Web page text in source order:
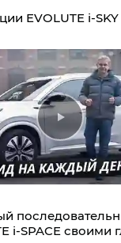
EVOLUTE
i‑SPACE своими